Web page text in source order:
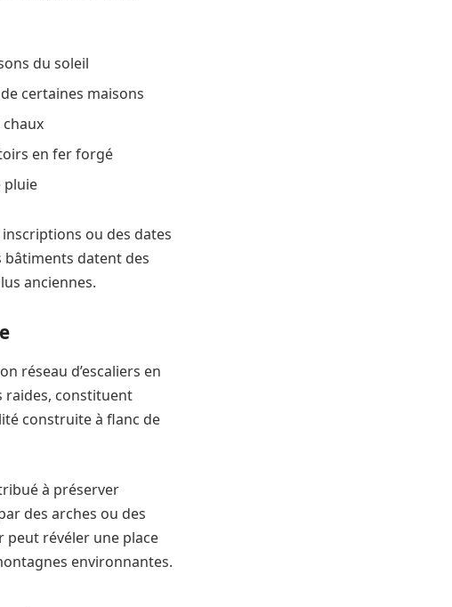
du soleil
certaines maisons
en fer forgé
pluie
ou des dates
bâtiments datent des
anciennes.
réseau d’escaliers en
raides, constituent
construite à flanc de
à préserver
des arches ou des
peut révéler une place
environnantes.